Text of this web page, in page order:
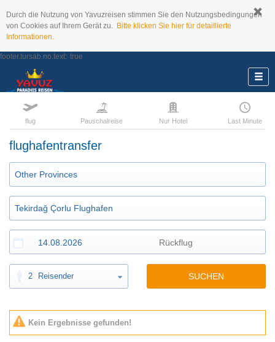
Durch die Nutzung von Yavuzreisen stimmen Sie den Nutzungsbedingungen
von Cookies auf Ihrem Gerät zu. Bitte klicken Sie hier für detaillierte
Informationen.
footer.tursab.no.text: true
flug Pauschalreise Nur Hotel Last Minute
flughafentransfer
2 Reisender SUCHEN
Kein Ergebnisse gefunden!